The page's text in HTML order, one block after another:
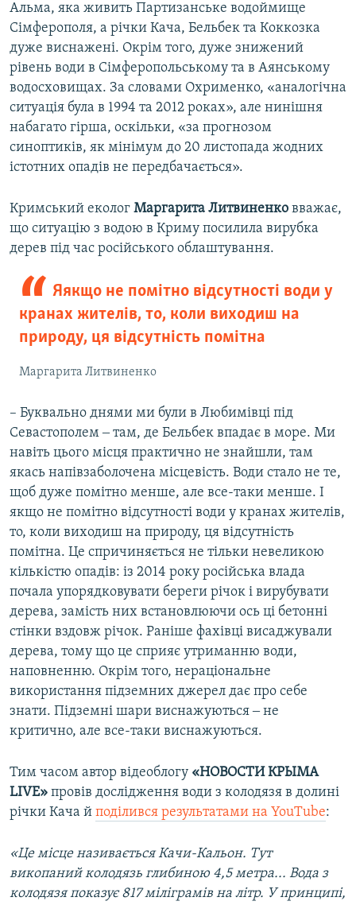
Альма, яка живить Партизанське водоймище
Сімферополя, а річки Кача, Бельбек та Коккозка
дуже виснажені. Окрім того, дуже знижений
рівень води в Сімферопольському та в Аянському
водосховищах. За словами Охрименко, «аналогічна
ситуація була в 1994 та 2012 роках», але нинішня
набагато гірша, оскільки, «за прогнозом
синоптиків, як мінімум до 20 листопада жодних
істотних опадів не передбачається».
Кримський еколог Маргарита Литвиненко вважає,
що ситуацію з водою в Криму посилила вирубка
дерев під час російського облаштування.
Яякщо не помітно відсутності води у
кранах жителів, то, коли виходиш на
природу, ця відсутність помітна
Маргарита Литвиненко
– Буквально днями ми були в Любимівці під
Севастополем ‒ там, де Бельбек впадає в море. Ми
навіть цього місця практично не знайшли, там
якась напівзаболочена місцевість. Води стало не те,
щоб дуже помітно менше, але все-таки менше. І
якщо не помітно відсутності води у кранах жителів,
то, коли виходиш на природу, ця відсутність
помітна. Це спричиняється не тільки невеликою
кількістю опадів: із 2014 року російська влада
почала упорядковувати береги річок і вирубувати
дерева, замість них встановлюючи ось ці бетонні
стінки вздовж річок. Раніше фахівці висаджували
дерева, тому що це сприяє утриманню води,
наповненню. Окрім того, нераціональне
використання підземних джерел дає про себе
знати. Підземні шари виснажуються ‒ не
критично, але все-таки виснажуються.
Тим часом автор відеоблогу «НОВОСТИ КРЫМА
LIVE» провів дослідження води з колодязя в долині
річки Кача й поділився результатами на YouTube:
«Це місце називається Качи-Кальон. Тут
викопаний колодязь глибиною 4,5 метра... Вода з
колодязя показує 817 міліграмів на літр. У принципі,